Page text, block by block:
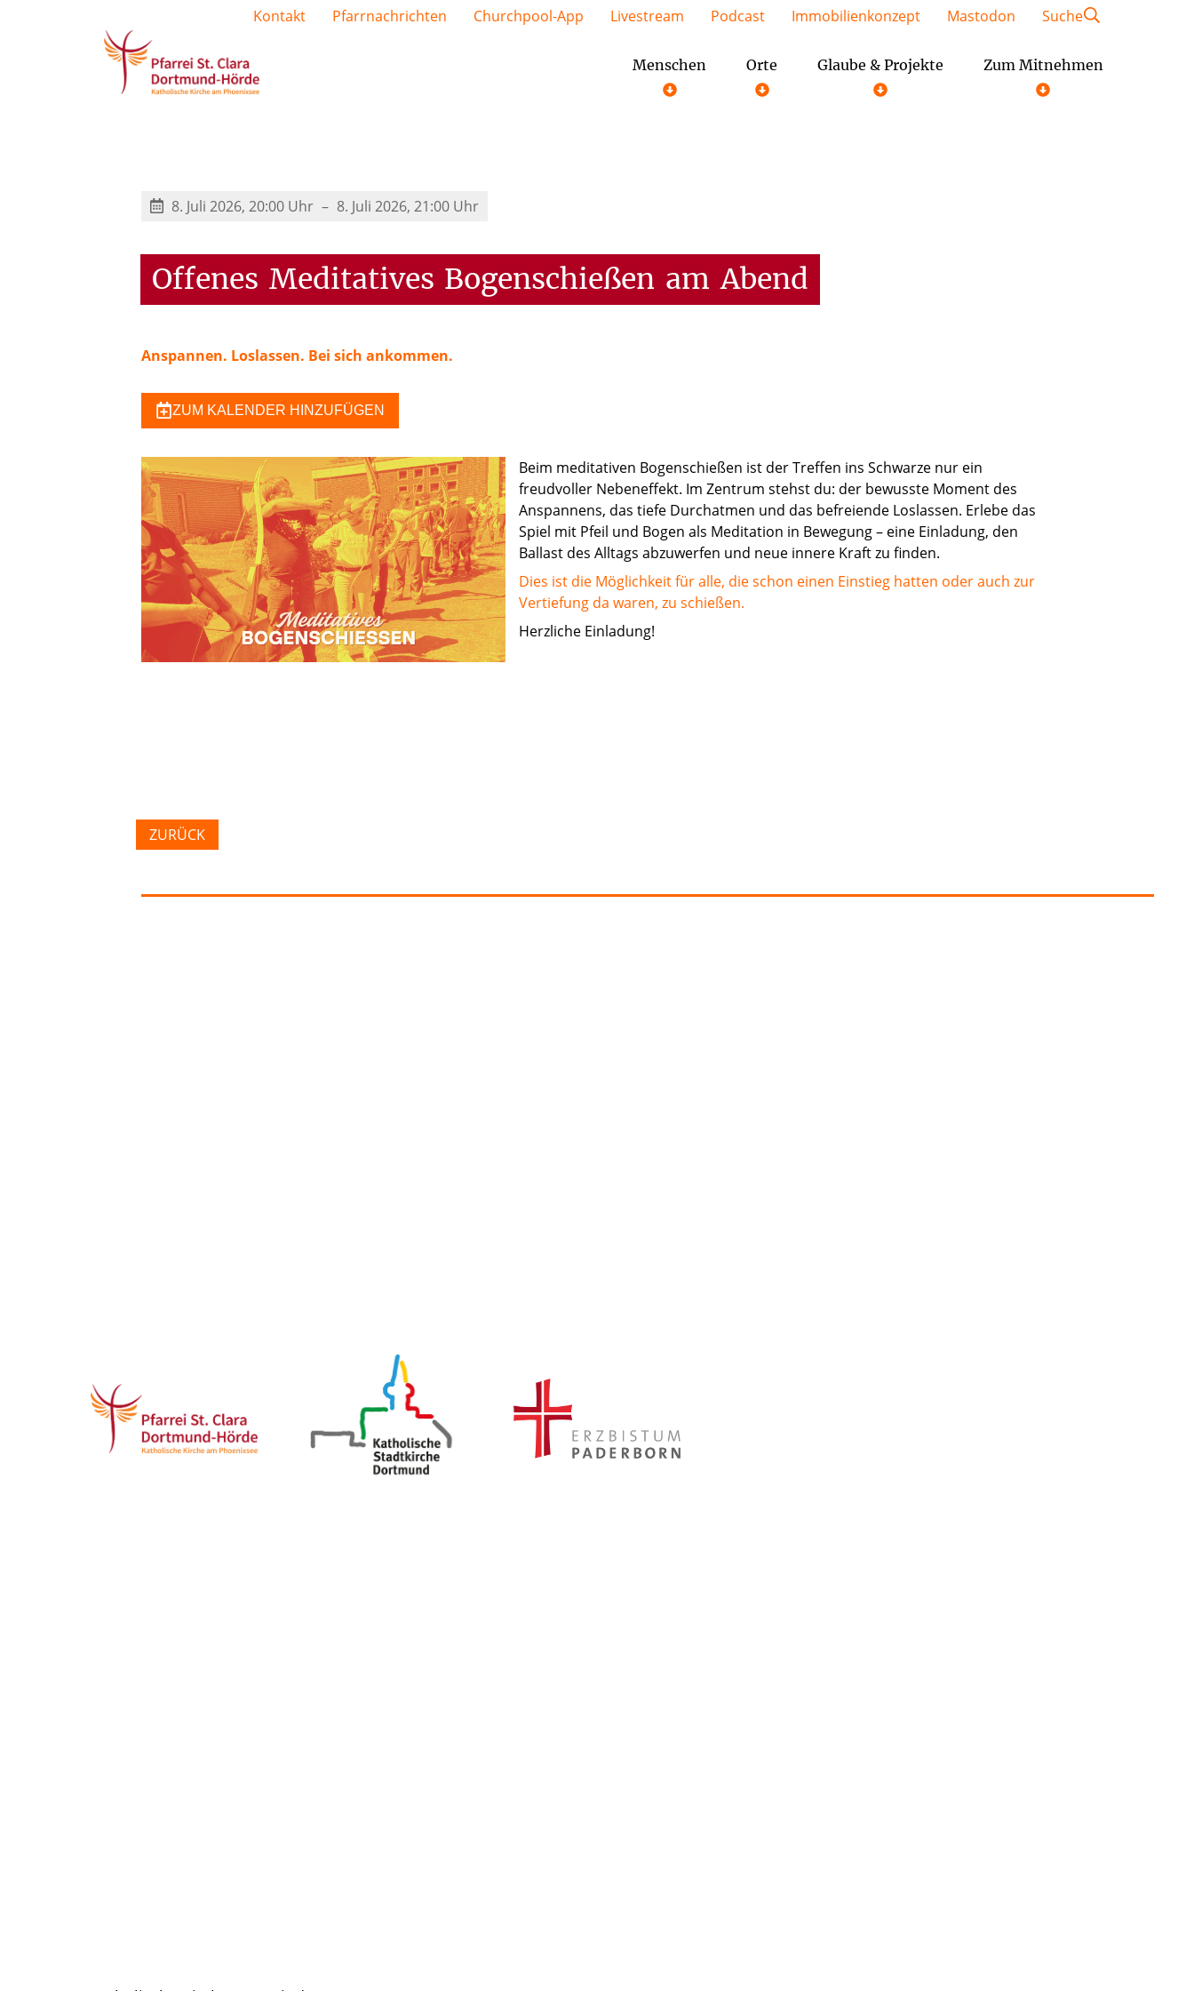
Menschen Orte Glaube & Projekte Zum Mitnehmen
Kontakt Pfarrnachrichten Churchpool-App Livestream Podcast Immobilienkonzept Mastodon Suche
8. Juli 2026, 20:00 Uhr 8. Juli 2026, 21:00 Uhr
Offenes Meditatives Bogenschießen am Abend
Anspannen. Loslassen. Bei sich ankommen.
ZUM KALENDER HINZUFÜGEN
Beim meditativen Bogenschießen ist der Treffen ins Schwarze nur ein
freudvoller Nebeneffekt. Im Zentrum stehst du: der bewusste Moment des
Anspannens, das tiefe Durchatmen und das befreiende Loslassen. Erlebe das
Spiel mit Pfeil und Bogen als Meditation in Bewegung – eine Einladung, den
Ballast des Alltags abzuwerfen und neue innere Kraft zu finden.
Dies ist die Möglichkeit für alle, die schon einen Einstieg hatten oder auch zur
Vertiefung da waren, zu schießen.
Herzliche Einladung!
ZURÜCK